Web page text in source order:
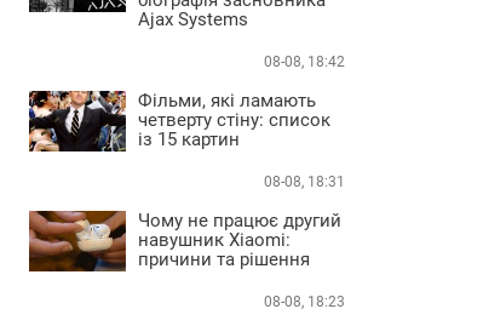
Ajax Systems
08-08, 18:42
Фільми, які ламають
четверту стіну: список
із 15 картин
08-08, 18:31
Чому не працює другий
навушник Xiaomi:
причини та рішення
08-08, 18:23